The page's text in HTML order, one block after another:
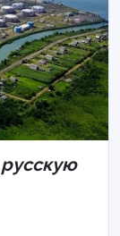
русскую